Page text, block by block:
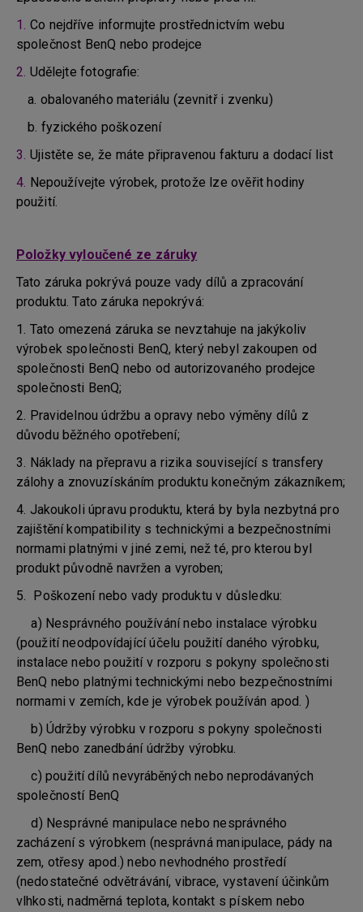
1. Co nejdříve informujte prostřednictvím webu
společnost BenQ nebo prodejce
2. Udělejte fotografie:
a. obalovaného materiálu (zevnitř i zvenku)
b. fyzického poškození
3. Ujistěte se, že máte připravenou fakturu a dodací list
4. Nepoužívejte výrobek, protože lze ověřit hodiny
použití.
Položky vyloučené ze záruky
Tato záruka pokrývá pouze vady dílů a zpracování
produktu. Tato záruka nepokrývá:
1. Tato omezená záruka se nevztahuje na jakýkoliv
výrobek společnosti BenQ, který nebyl zakoupen od
společnosti BenQ nebo od autorizovaného prodejce
společnosti BenQ;
2. Pravidelnou údržbu a opravy nebo výměny dílů z
důvodu běžného opotřebení;
3. Náklady na přepravu a rizika související s transfery
zálohy a znovuzískáním produktu konečným zákazníkem;
4. Jakoukoli úpravu produktu, která by byla nezbytná pro
zajištění kompatibility s technickými a bezpečnostními
normami platnými v jiné zemi, než té, pro kterou byl
produkt původně navržen a vyroben;
5. Poškození nebo vady produktu v důsledku:
a) Nesprávného používání nebo instalace výrobku
(použití neodpovídající účelu použití daného výrobku,
instalace nebo použití v rozporu s pokyny společnosti
BenQ nebo platnými technickými nebo bezpečnostními
normami v zemích, kde je výrobek používán apod. )
b) Údržby výrobku v rozporu s pokyny společnosti
BenQ nebo zanedbání údržby výrobku.
c) použití dílů nevyráběných nebo neprodávaných
společností BenQ
d) Nesprávné manipulace nebo nesprávného
zacházení s výrobkem (nesprávná manipulace, pády na
zem, otřesy apod.) nebo nevhodného prostředí
(nedostatečné odvětrávání, vibrace, vystavení účinkům
vlhkosti, nadměrná teplota, kontakt s pískem nebo